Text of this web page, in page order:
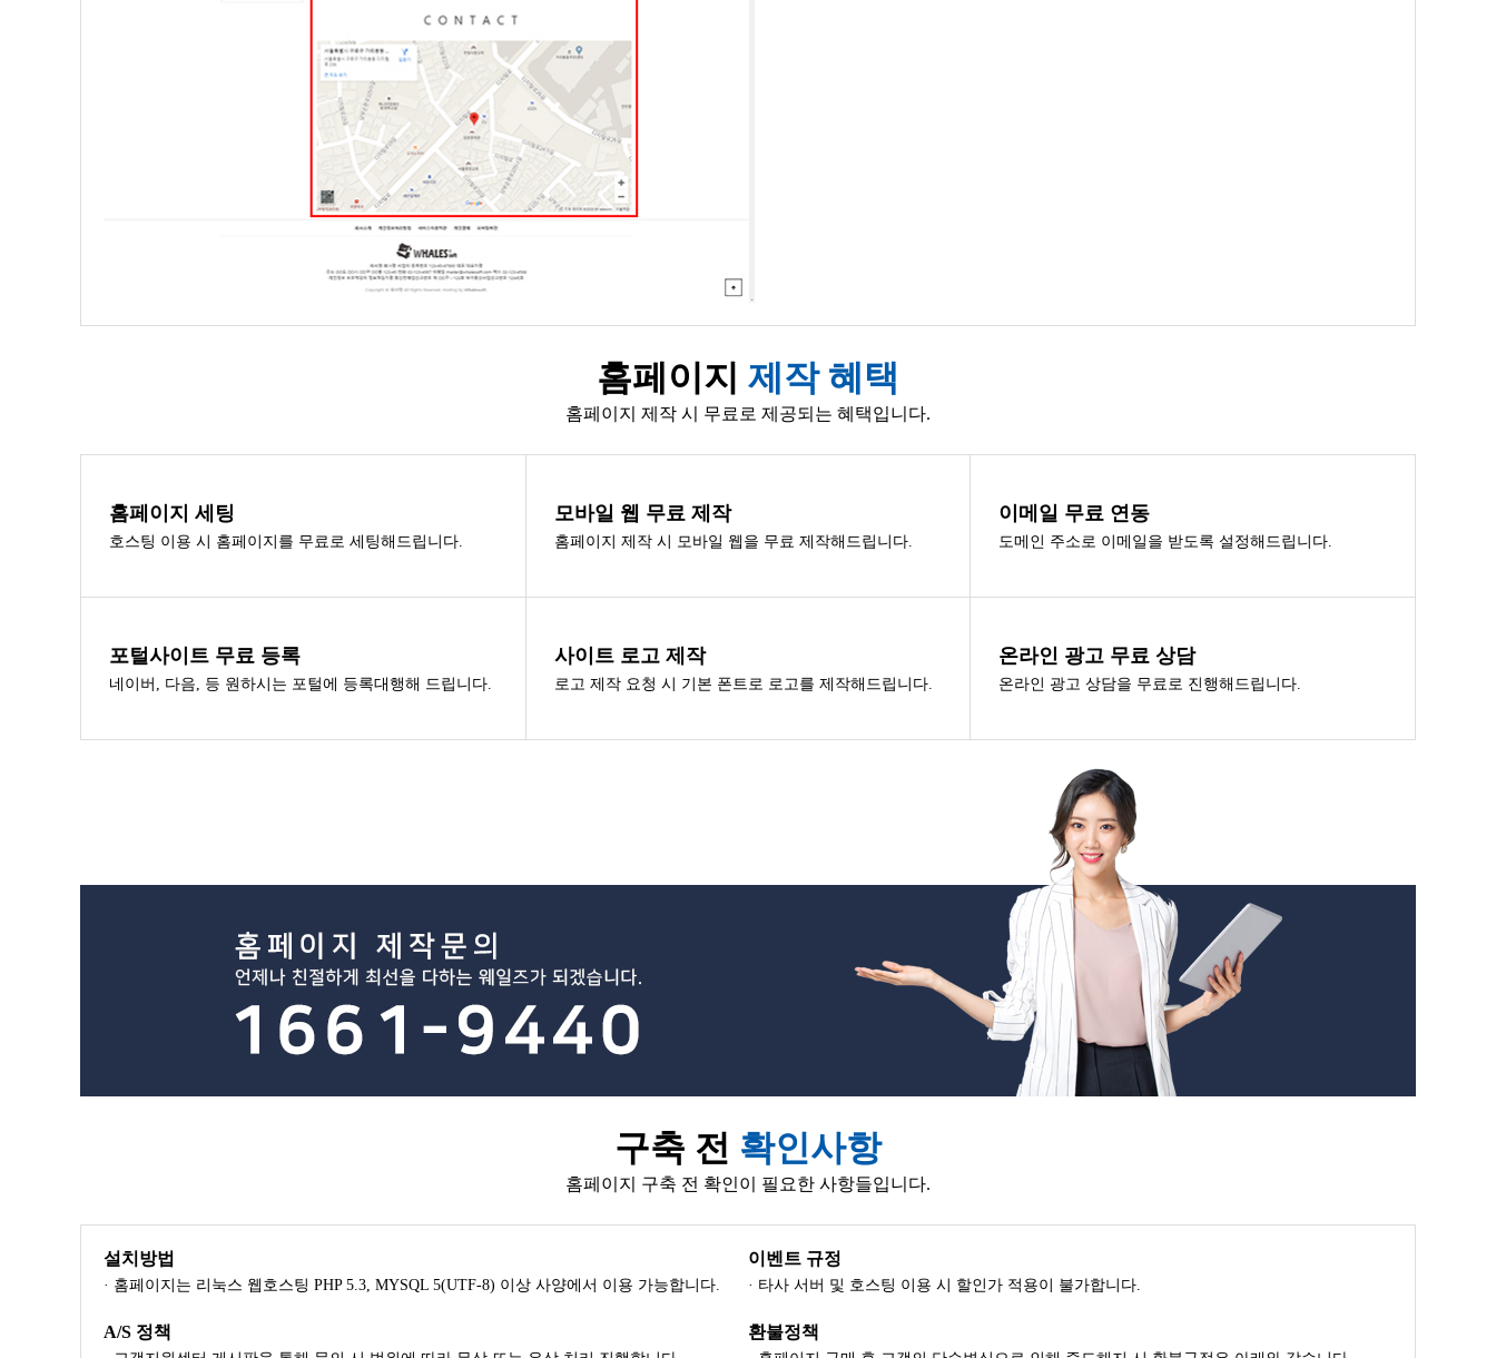
홈페이지 제작 혜택
홈페이지 제작 시 무료로 제공되는 혜택입니다.
홈페이지 세팅
호스팅 이용 시 홈페이지를 무료로 세팅해드립니다.
모바일 웹 무료 제작
홈페이지 제작 시 모바일 웹을 무료 제작해드립니다.
이메일 무료 연동
도메인 주소로 이메일을 받도록 설정해드립니다.
포털사이트 무료 등록
네이버, 다음, 등 원하시는 포털에 등록대행해 드립니다.
사이트 로고 제작
로고 제작 요청 시 기본 폰트로 로고를 제작해드립니다.
온라인 광고 무료 상담
온라인 광고 상담을 무료로 진행해드립니다.
구축 전 확인사항
홈페이지 구축 전 확인이 필요한 사항들입니다.
설치방법
· 홈페이지는 리눅스 웹호스팅 PHP 5.3, MYSQL 5(UTF-8) 이상 사양에서 이용 가능합니다.
이벤트 규정
· 타사 서버 및 호스팅 이용 시 할인가 적용이 불가합니다.
A/S 정책 환불정책